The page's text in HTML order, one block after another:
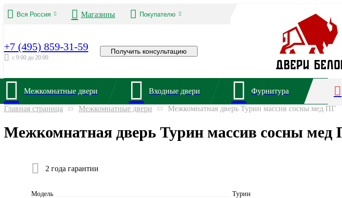
Вся Россия Магазины Покупателю
+7 (495) 859-31-59
с 9:00 до 20:00
Получить консультацию
Межкомнатные двери Входные двери Фурнитура
Главная страница Межкомнатные двери Межкомнатная дверь Турин массив сосны мед ПГ
Межкомнатная дверь Турин массив сосны мед
2 года гарантии
Модель
Турин